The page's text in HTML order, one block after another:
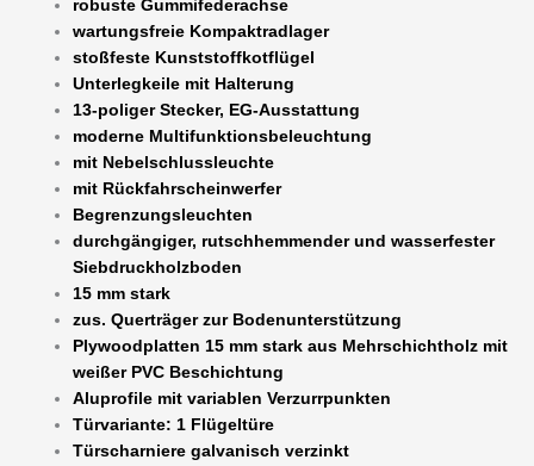
robuste Gummifederachse
wartungsfreie Kompaktradlager
stoßfeste Kunststoffkotflügel
Unterlegkeile mit Halterung
13-poliger Stecker, EG-Ausstattung
moderne Multifunktionsbeleuchtung
mit Nebelschlussleuchte
mit Rückfahrscheinwerfer
Begrenzungsleuchten
durchgängiger, rutschhemmender und wasserfester
Siebdruckholzboden
15 mm stark
zus. Querträger zur Bodenunterstützung
Plywoodplatten 15 mm stark aus Mehrschichtholz mit
weißer PVC Beschichtung
Aluprofile mit variablen Verzurrpunkten
Türvariante: 1 Flügeltüre
Türscharniere galvanisch verzinkt